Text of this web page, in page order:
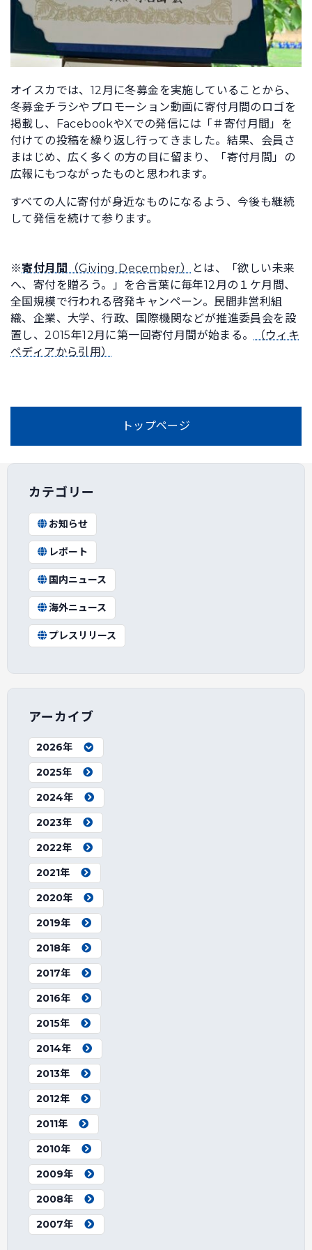
オイスカでは、12月に冬募金を実施していることから、
冬募金チラシやプロモーション動画に寄付月間のロゴを
掲載し、FacebookやXでの発信には「＃寄付月間」を
付けての投稿を繰り返し行ってきました。結果、会員さ
まはじめ、広く多くの方の目に留まり、「寄付月間」の
広報にもつながったものと思われます。
すべての人に寄付が身近なものになるよう、今後も継続
して発信を続けて参ります。
※寄付月間 （Giving December）
とは、「欲しい未来
へ、寄付を贈ろう。」を合言葉に毎年12月の１ケ月間、
全国規模で行われる啓発キャンペーン。民間非営利組
織、企業、大学、行政、国際機関などが推進委員会を設
置し、2015年12月に第一回寄付月間が始まる。
（ウィキ
ペディアから引用）
トップページ
カテゴリー
お知らせ
レポート
国内ニュース
海外ニュース
プレスリリース
アーカイブ
2026年
2025年
2024年
2023年
2022年
2021年
2020年
2019年
2018年
2017年
2016年
2015年
2014年
2013年
2012年
2011年
2010年
2009年
2008年
2007年